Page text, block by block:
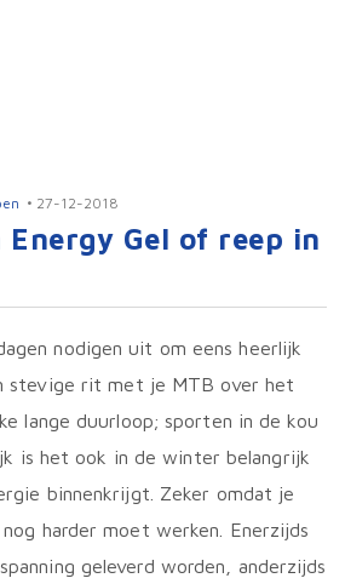
27-12-2018
Energy Gel of reep in
nodigen uit om eens heerlijk
stevige rit met je MTB over het
lange duurloop; sporten in de kou
is het ook in de winter belangrijk
binnenkrijgt. Zeker omdat je
harder moet werken. Enerzijds
geleverd worden, anderzijds